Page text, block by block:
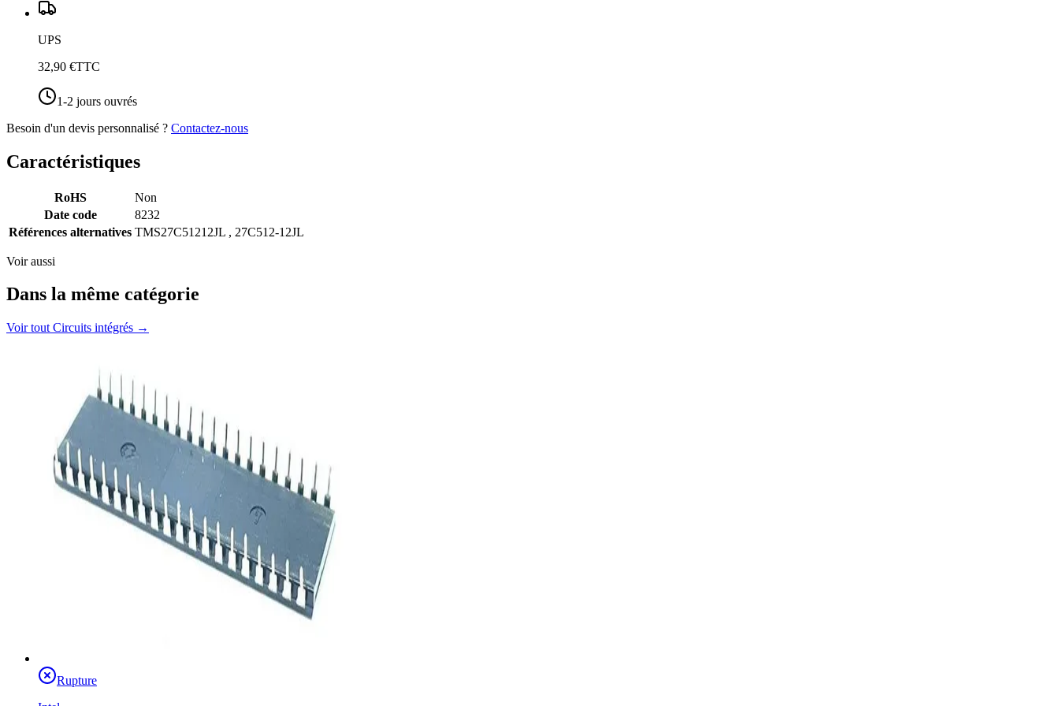
UPS
32,90 €TTC
1-2 jours ouvrés
Besoin d'un devis personnalisé ? Contactez-nous
Caractéristiques
RoHS
Non
Date code
8232
Références alternatives TMS27C51212JL , 27C512-12JL
Voir aussi
Dans la même catégorie
Voir tout Circuits intégrés →
Rupture